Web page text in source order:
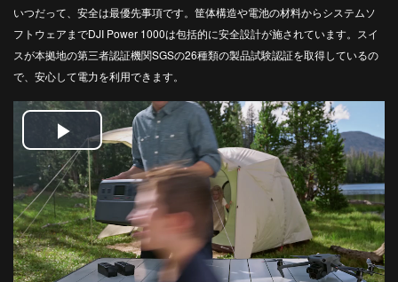
いつだって、安全は最優先事項です。筐体構造や電池の材料からシステムソ
フトウェアまでDJI Power 1000は包括的に安全設計が施されています。スイ
スが本拠地の第三者認証機関SGSの‌26種類の製品試験認証を取得しているの
で、安心して電力を利用できます。
Play
Video